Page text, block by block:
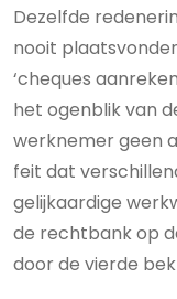
Dezelfde
nooit
‘cheques
het ogenblik van
werknemer geen
feit dat
gelijkaardige
de rechtbank op
door de vierde